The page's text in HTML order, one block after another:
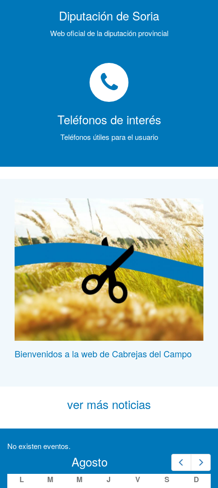
Diputación de Soria
Web oficial de la diputación provincial
Teléfonos de interés
Teléfonos útiles para el usuario
Bienvenidos a la web de Cabrejas del Campo
ver más noticias
No existen eventos.
Prev
Agosto
L M M J V S D